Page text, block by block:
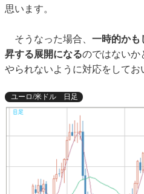
思います。
そうなった場合、 一時的かも
昇する展開になるのではないか
やられないように対応をしてお
ユーロ/米ドル 日足